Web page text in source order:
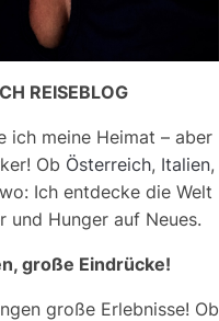
REISEBLOG
ich meine Heimat – aber
Ob Österreich, Italien,
Ich entdecke die Welt
und Hunger auf Neues.
große Eindrücke!
große Erlebnisse! Ob